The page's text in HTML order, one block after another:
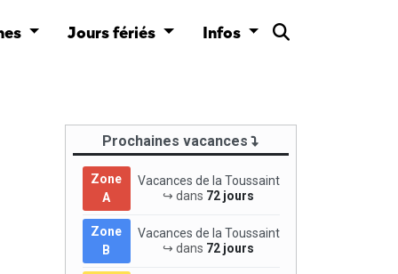
Jours fériés Infos
Prochaines vacances
Zone
A
Vacances de la Toussaint
↪ dans 72 jours
Zone
B
Vacances de la Toussaint
↪ dans 72 jours